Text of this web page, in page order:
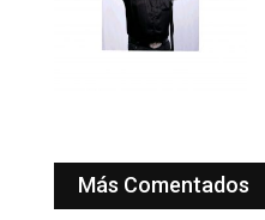
Más Comentados